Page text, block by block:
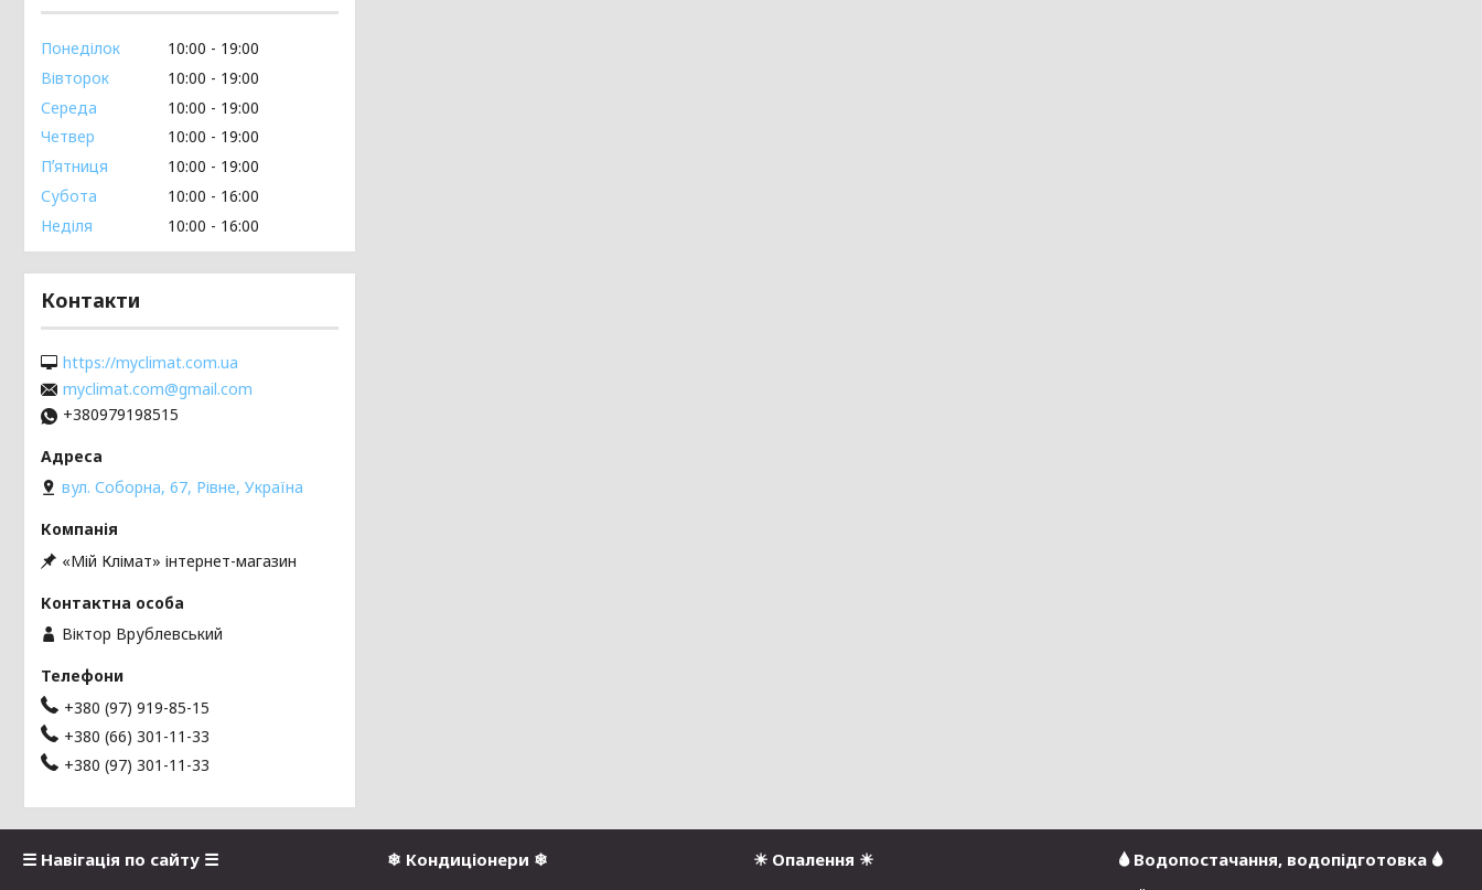
Понеділок 10:00
19:00
Вівторок
10:00
19:00
Середа
10:00
19:00
Четвер
10:00
19:00
Пʼятниця
10:00
19:00
Субота
10:00
16:00
Неділя
10:00 16:00
Контакти
https://myclimat.com.ua
myclimat.com@gmail.com
+380979198515
вул. Соборна, 67, Рівне, Україна
«Мій Клімат» інтернет-магазин
Віктор Врублевський
+380 (97) 919-85-15
+380 (66) 301-11-33
+380 (97) 301-11-33
☰ Навігація по сайту ☰ ❄ Кондиціонери ❄ ☀ Опалення ☀ 🌢 Водопостачання, водопідготовка 🌢